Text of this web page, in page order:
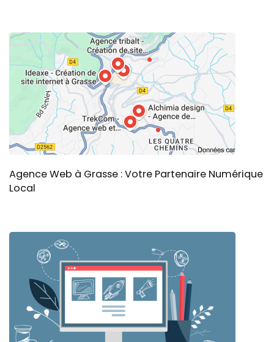
Agence Web à Grasse : Votre Partenaire Numérique
Local